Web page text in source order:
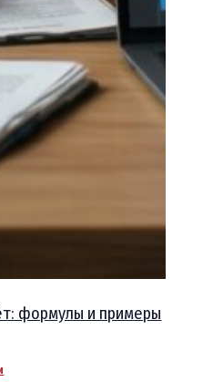
формулы и примеры